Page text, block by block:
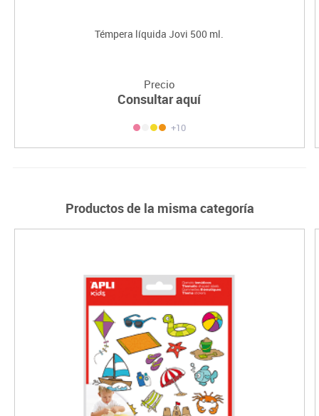
Témpera líquida Jovi 500 ml.
Precio
Consultar aquí
+10
Productos de la misma categoría